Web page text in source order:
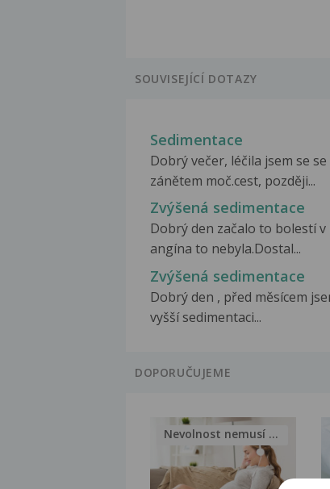
SOUVISEJÍCÍ DOTAZY
Sedimentace
Dobrý večer, léčila jsem se se
zánětem moč.cest, později...
Zvýšená sedimentace
Dobrý den začalo to bolestí
angína to nebyla.Dostal...
Zvýšená sedimentace
Dobrý den , před měsícem
vyšší sedimentaci...
DOPORUČUJEME
Nevolnost nemusí být nutnou...